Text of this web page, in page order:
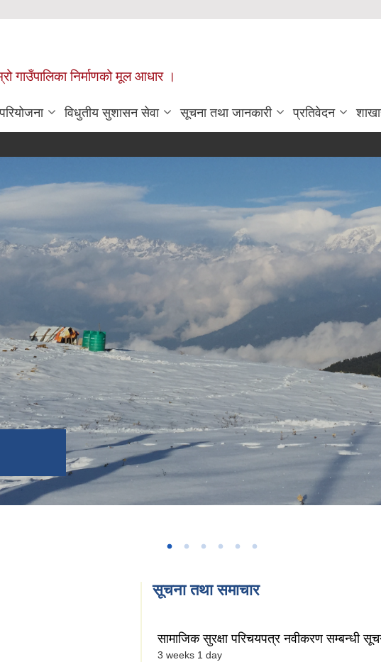
गाउँपालिका निर्माणको मूल आधार ।
विधुतीय सुशासन सेवा सूचना तथा जानकारी प्रतिवेदन
|
सूचना तथा समाचार
सामाजिक सुरक्षा परिचयपत्र नवीकरण सम्बन्धी
3 weeks 1 day